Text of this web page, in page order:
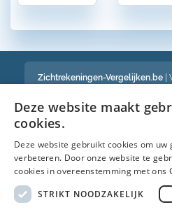
Zichtrekeningen-Vergelijken.be|
Een volledig onafhankelijke
bankrekeningen
Bekijk
Deze website maakt
cookies.
Deze website gebruikt cookies om
verbeteren. Door onze website te
cookies in overeenstemming met ons
STRIKT NOODZAKELIJK